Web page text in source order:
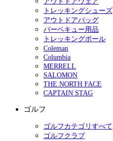
トレッキングシューズ
アウトドアバッグ
バーベキュー用品
トレッキングポール
Coleman
Columbia
MERRELL
SALOMON
THE NORTH FACE
CAPTAIN STAG
ゴルフ
ゴルフカテゴリすべて
ゴルフクラブ